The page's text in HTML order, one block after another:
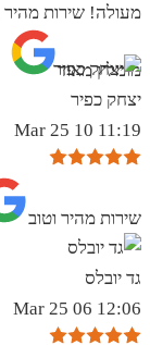
מעולה! שירות מהיר
מומלץ מאוד
יצחק כפיר
11:19 10 Mar 25
שירות מהיר וטוב
גד יובלס
12:06 06 Mar 25